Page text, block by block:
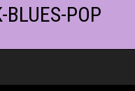
BLUES-POP